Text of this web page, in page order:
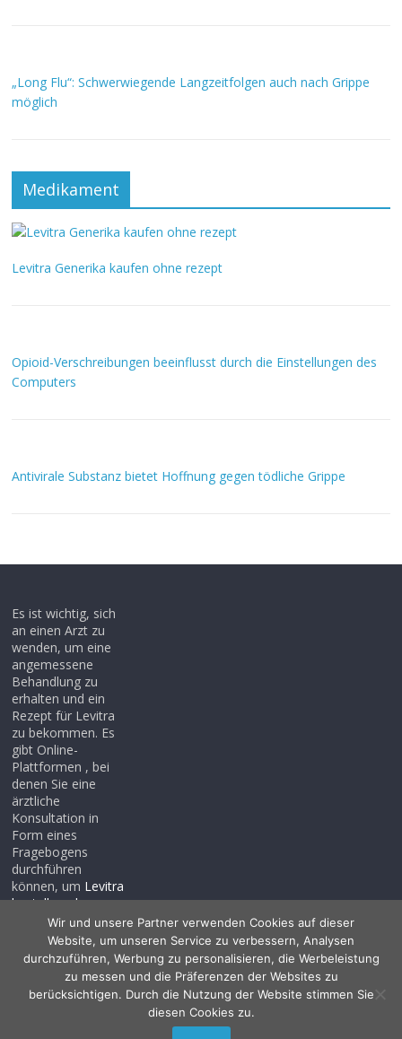
„Long Flu“: Schwerwiegende Langzeitfolgen auch nach Grippe
möglich
Medikament
Levitra Generika kaufen ohne rezept
Opioid-Verschreibungen beeinflusst durch die Einstellungen des
Computers
Antivirale Substanz bietet Hoffnung gegen tödliche Grippe
Es ist wichtig, sich
an einen Arzt zu
wenden, um eine
angemessene
Behandlung zu
erhalten und ein
Rezept für Levitra
zu bekommen. Es
gibt Online-
Plattformen , bei
denen Sie eine
ärztliche
Konsultation in
Form eines
Fragebogens
durchführen
können, um Levitra
bestellen ohne
rezept, auch wenn
Sie noch kein
Rezept haben .
Wir und unsere Partner verwenden Cookies auf dieser
Website, um unseren Service zu verbessern, Analysen
durchzuführen, Werbung zu personalisieren, die Werbeleistung
zu messen und die Präferenzen der Websites zu
berücksichtigen. Durch die Nutzung der Website stimmen Sie
diesen Cookies zu.